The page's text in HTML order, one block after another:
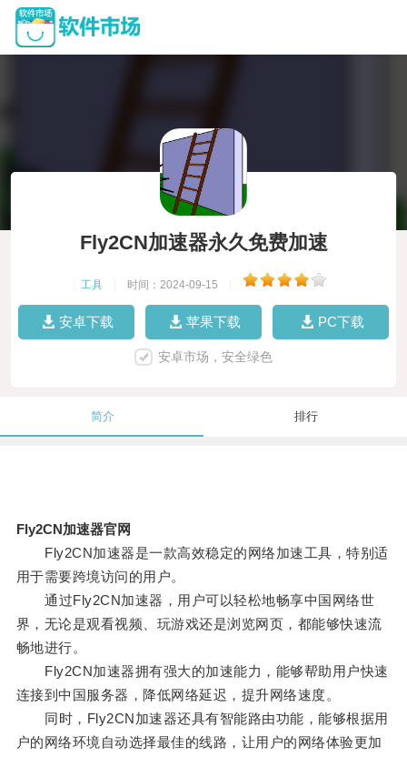
Fly2CN加速器永久免费加速
工具 时间：2024-09-15
安卓下载 苹果下载 PC下载
安卓市场，安全绿色
简介 排行
Fly2CN加速器官网
Fly2CN加速器是一款高效稳定的网络加速工具，特别适
用于需要跨境访问的用户。
通过Fly2CN加速器，用户可以轻松地畅享中国网络世
界，无论是观看视频、玩游戏还是浏览网页，都能够快速流
畅地进行。
Fly2CN加速器拥有强大的加速能力，能够帮助用户快速
连接到中国服务器，降低网络延迟，提升网络速度。
同时，Fly2CN加速器还具有智能路由功能，能够根据用
户的网络环境自动选择最佳的线路，让用户的网络体验更加